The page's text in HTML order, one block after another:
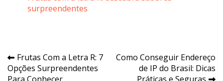
surpreendentes
Navegação
de
Frutas Com a Letra R: 7
Opções Surpreendentes
Como Conseguir Endereço
de IP do Brasil: Dicas